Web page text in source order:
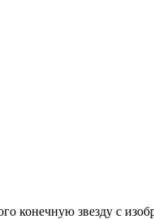
конечную звезду с